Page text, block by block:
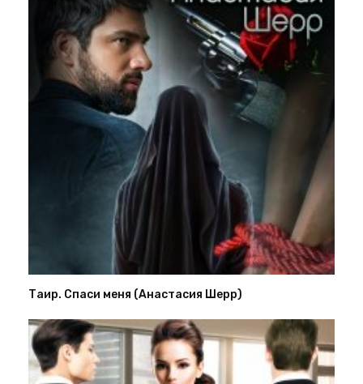
Таир. Спаси меня (Анастасия Шерр)